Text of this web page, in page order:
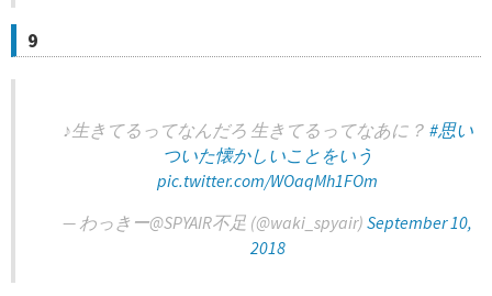
9
♪生きてるってなんだろ 生きてるってなあに？ #思い
ついた懐かしいことをいう
pic.twitter.com/WOaqMh1FOm
— わっきー@SPYAIR不足 (@waki_spyair) September 10,
2018